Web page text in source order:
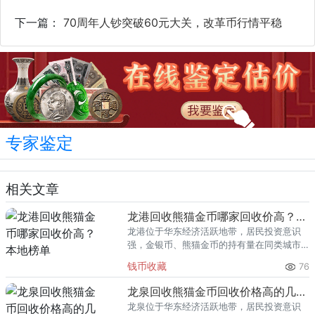
下一篇： 70周年人钞突破60元大关，改革币行情平稳
专家鉴定
相关文章
龙港回收熊猫金币哪家回收价高？本地榜单
龙港位于华东经济活跃地带，居民投资意识
强，金银币、熊猫金币的持有量在同类城市
熊猫金币的需求就明显升温，但鱼龙混杂的
回收渠道里，能精准识别版别溢
钱币收藏 76
龙泉回收熊猫金币回收价格高的几家推荐
龙泉位于华东经济活跃地带，居民投资意识